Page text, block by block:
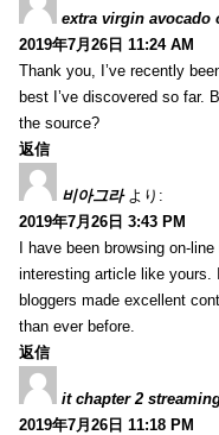
extra virgin avocado
2019年7月26日 11:24 AM
Thank you, I’ve recently
best I’ve discovered so far.
the source?
返信
비아그라 より:
2019年7月26日 3:43 PM
I have been browsing on-
interesting article like yours.
bloggers made excellent
than ever before.
返信
it chapter 2
2019年7月26日 11:18 PM